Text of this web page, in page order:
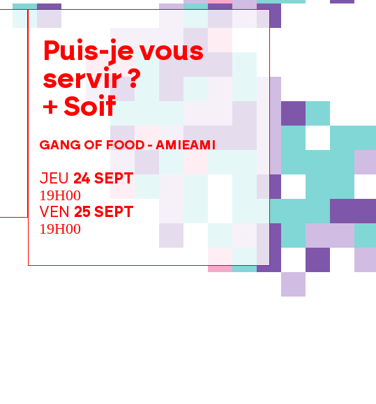
Puis-je vous
servir ?
+ Soif
GANG OF FOOD - AMIEAMI
JEU 24 SEPT
19H00
VEN 25 SEPT
19H00